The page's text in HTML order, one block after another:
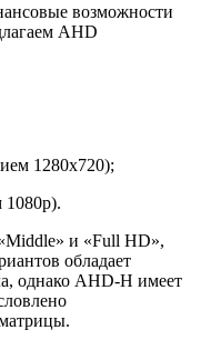
возможности
AHD
1280х720);
и «Full HD»,
обладает
однако AHD-H имеет